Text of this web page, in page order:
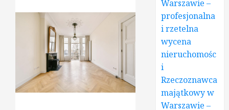
Warszawie –
profesjonalna
i rzetelna
wycena
nieruchomośc
i
Rzeczoznawca
majątkowy w
Warszawie –